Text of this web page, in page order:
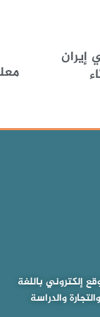
إلكتروني باللغة
والدراسة